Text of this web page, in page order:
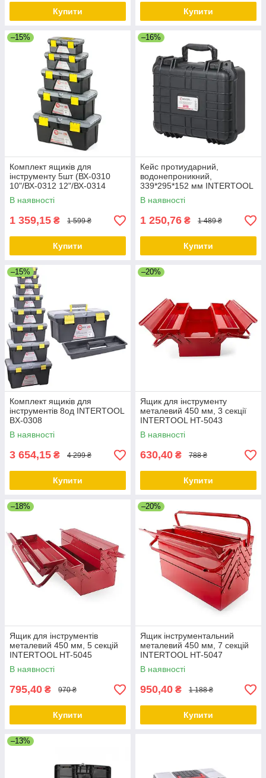
Купити Купити
–15%
Комплект ящиків для
інструменту 5шт (ВХ-0310
10"/ВХ-0312 12"/ВХ-0314
14"/BX-0316 16.5"/BX-0318
18.5")
В наявності
1 359,15 ₴ 1 599 ₴
Купити
–16%
Кейс протиударний,
водонепроникний,
339*295*152 мм INTERTOOL
BX-0152
В наявності
1 250,76 ₴ 1 489 ₴
Купити
–15%
Комплект ящиків для
інструментів 8од INTERTOOL
BX-0308
В наявності
3 654,15 ₴ 4 299 ₴
Купити
–20%
Ящик для інструменту
металевий 450 мм, 3 секції
INTERTOOL HT-5043
В наявності
630,40 ₴ 788 ₴
Купити
–18%
Ящик для інструментів
металевий 450 мм, 5 секцій
INTERTOOL HT-5045
В наявності
795,40 ₴ 970 ₴
Купити
–20%
Ящик інструментальний
металевий 450 мм, 7 секцій
INTERTOOL HT-5047
В наявності
950,40 ₴ 1 188 ₴
Купити
–13%